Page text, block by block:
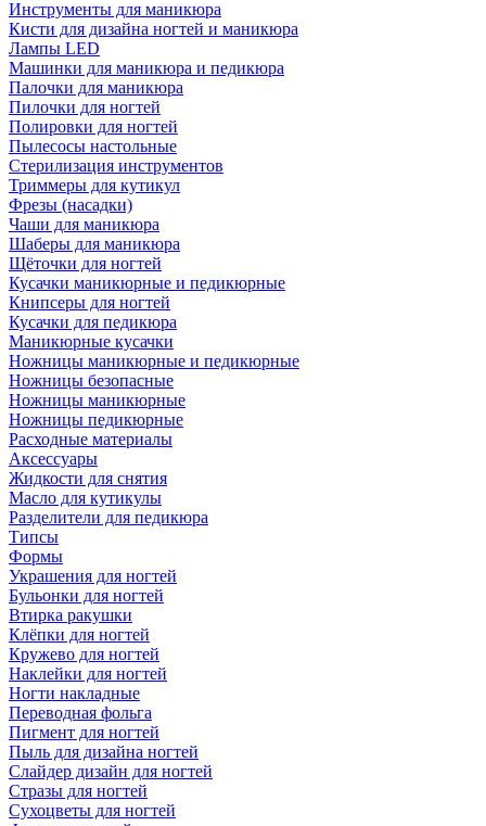
Инструменты для маникюра
Кисти для дизайна ногтей и маникюра
Лампы LED
Машинки для маникюра и педикюра
Палочки для маникюра
Пилочки для ногтей
Полировки для ногтей
Пылесосы настольные
Стерилизация инструментов
Триммеры для кутикул
Фрезы (насадки)
Чаши для маникюра
Шаберы для маникюра
Щёточки для ногтей
Кусачки маникюрные и педикюрные
Книпсеры для ногтей
Кусачки для педикюра
Маникюрные кусачки
Ножницы маникюрные и педикюрные
Ножницы безопасные
Ножницы маникюрные
Ножницы педикюрные
Расходные материалы
Аксессуары
Жидкости для снятия
Масло для кутикулы
Разделители для педикюра
Типсы
Формы
Украшения для ногтей
Бульонки для ногтей
Втирка ракушки
Клёпки для ногтей
Кружево для ногтей
Наклейки для ногтей
Ногти накладные
Переводная фольга
Пигмент для ногтей
Пыль для дизайна ногтей
Слайдер дизайн для ногтей
Стразы для ногтей
Сухоцветы для ногтей